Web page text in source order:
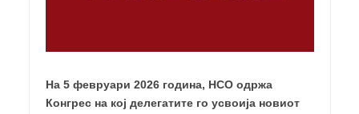
На 5 февруари 2026 година, НСО одржа
Конгрес на кој делегатите го усвоија новиот